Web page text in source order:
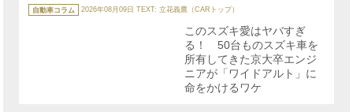
テ
ゴ
自動車コラム 2026年08月09日 TEXT: 立花義鷹（CARトップ）
このスズキ愛はヤバすぎ
る！ 50台ものスズキ車を
所有してきた京大卒エンジ
ニアが「ワイドアルト」に
命をかけるワケ